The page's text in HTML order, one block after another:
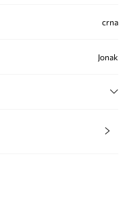
crna
Jonak